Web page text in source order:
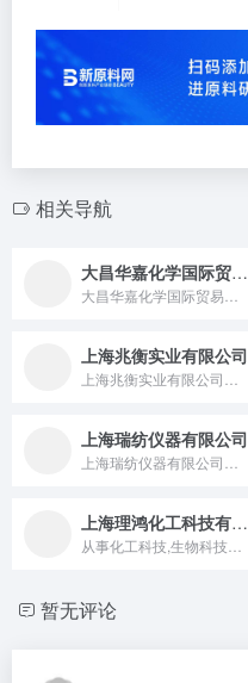
相关导航
大昌华嘉化学国际贸易（上海）有限公司
上海兆衡实业有限公司
上海瑞纺仪器有限公司
上海理鸿化工科技有限公司
暂无评论